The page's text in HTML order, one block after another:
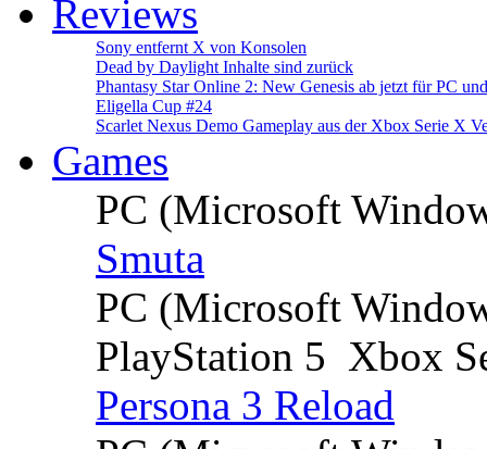
Reviews
Sony entfernt X von Konsolen
Dead by Daylight Inhalte sind zurück
Phantasy Star Online 2: New Genesis ab jetzt für PC
Eligella Cup #24
Scarlet Nexus Demo Gameplay aus der Xbox Serie X
Games
PC (Microsoft
Smuta
PC (Microsoft
PlayStation 5 Xbox
Persona 3 Reload